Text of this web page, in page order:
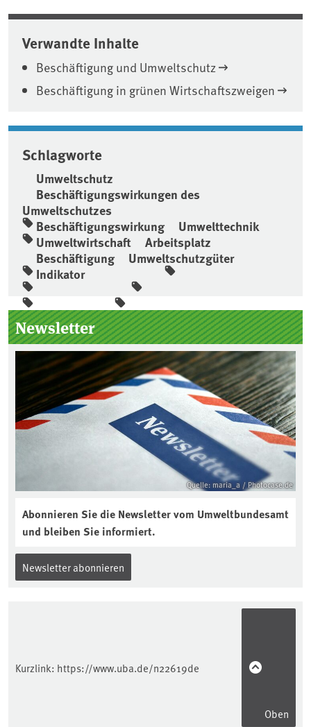
Verwandte Inhalte
Beschäftigung und Umweltschutz
Beschäftigung in grünen Wirtschaftszweigen
Schlagworte
Umweltschutz
Beschäftigungswirkungen des
Umweltschutzes
Beschäftigungswirkung
Umwelttechnik
Umweltwirtschaft
Arbeitsplatz
Beschäftigung
Umweltschutzgüter
Indikator
Seitenleiste
Newsletter
Quelle: maria_a / Photocase.de
Abonnieren Sie die Newsletter vom Umweltbundesamt
und bleiben Sie informiert.
Newsletter abonnieren
Kurzlink: https://www.uba.de/n22619de
Oben